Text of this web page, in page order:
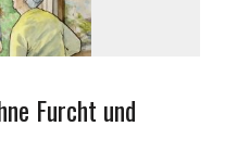
Furcht und